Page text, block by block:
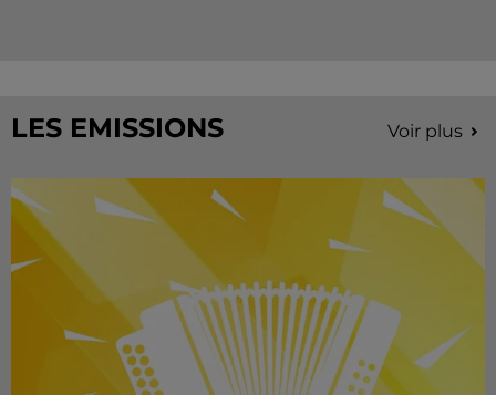
LES EMISSIONS Voir plus